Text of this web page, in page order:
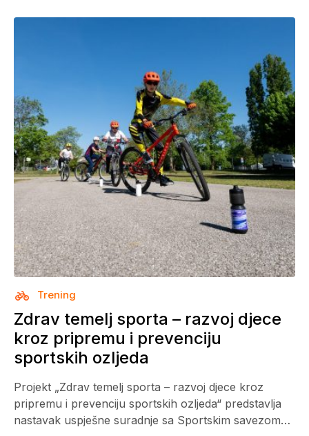
Trening
Zdrav temelj sporta – razvoj djece
kroz pripremu i prevenciju
sportskih ozljeda
Projekt „Zdrav temelj sporta – razvoj djece kroz
pripremu i prevenciju sportskih ozljeda“ predstavlja
nastavak uspješne suradnje sa Sportskim savezom…